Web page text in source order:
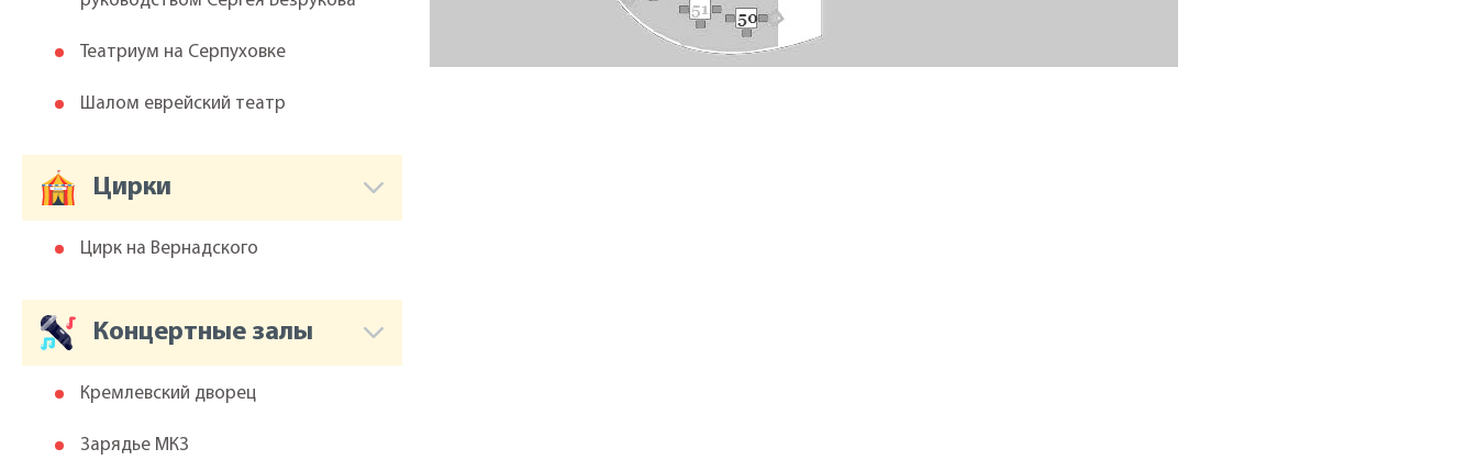
Театриум на Серпуховке
Шалом еврейский театр
Цирки
Цирк на Вернадского
Концертные залы
Кремлевский дворец
Зарядье МКЗ